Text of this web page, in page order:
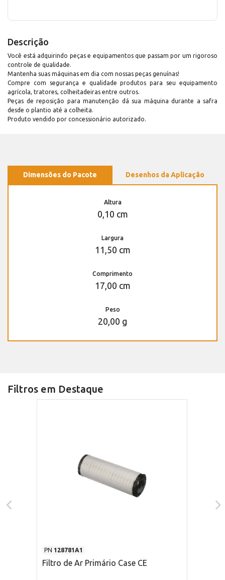
Descrição
Você está adquirindo peças e equipamentos que passam por um rigoroso
controle de qualidade.
Mantenha suas máquinas em dia com nossas peças genuínas!
Compre com segurança e qualidade produtos para seu equipamento
agrícola, tratores, colheitadeiras entre outros.
Peças de reposição para manutenção dá sua máquina durante a safra
desde o plantio até a colheita.
Produto vendido por concessionário autorizado.
Dimensões do Pacote Desenhos da Aplicação
Altura
0,10 cm
Largura
11,50 cm
Comprimento
17,00 cm
Peso
20,00 g
Filtros em Destaque
PN 128781A1
Filtro de Ar Primário Case CE